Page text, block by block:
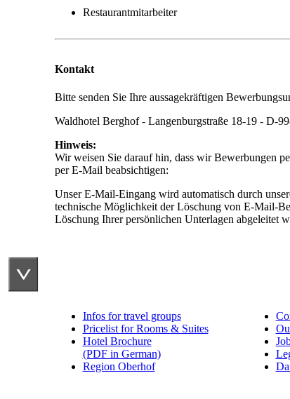
Restaurantmitarbeiter
Kontakt
Bitte senden Sie Ihre aussagekräftigen
Waldhotel Berghof - Langenburgstraße 18-19 - D-
Hinweis:
Wir weisen Sie darauf hin, dass wir Bewerbungen
per E-Mail beabsichtigen:
Unser E-Mail-Eingang wird automatisch durch
technische Möglichkeit der Löschung von E-Mail-
Löschung Ihrer persönlichen Unterlagen abgeleitet
Infos for travel groups
Pricelist for Rooms & Suites
Hotel Brochure
(PDF in German)
Region Oberhof